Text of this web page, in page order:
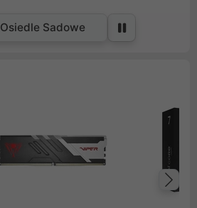
Osiedle Sadowe